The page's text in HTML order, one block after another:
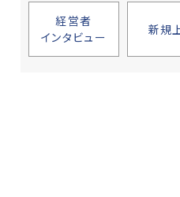
経営者
インタビュー
新規